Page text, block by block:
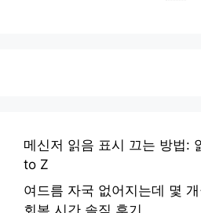
메신저 읽음 표시 끄는 방법:
to Z
여드름 자국 없어지는데 몇